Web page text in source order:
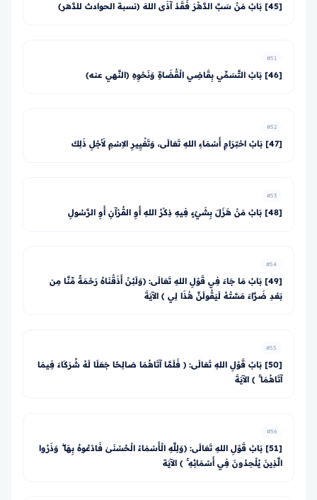
[45] بَابُ مَنْ سَبَّ الدَّهْرَ فَقَدْ آذَى اللهَ (نسبة الحوادث للدَّهر)
#51
[46] بَابُ التَّسَمِّي بِقَاضِي الْقُضَاةِ وَنَحْوِهِ (النَّهي عنه)
#52
[47] بَابُ احْتِرَامِ أَسْمَاءِ اللهِ تَعَالَى، وَتَغْيِيرِ الاِسْمِ لأَجْلِ ذَلِكَ
#53
[48] بَابُ مَنْ هَزَلَ بِشَيْءٍ فِيهِ ذِكْرُ اللهِ أَوِ القُرْآنِ أَوِ الرَّسُولِ
#54
[49] بَابُ مَا جَاءَ فِي قَوْلِ اللهِ تَعَالَى: ﴿وَلَئِنْ أَذَقْنَاهُ رَحْمَةً مِّنَّا مِن
بَعْدِ ضَرَّاءَ مَسَّتْهُ لَيَقُولَنَّ هَٰذَا لِي ﴾ الآيَةَ
#55
[50] بَابُ قَوْلِ اللهِ تَعَالَى: ﴿ فَلَمَّا آتَاهُمَا صَالِحًا جَعَلَا لَهُ شُرَكَاءَ فِيمَا
آتَاهُمَا ۚ ﴾ الآيَةَ
#56
[51] بَابُ قَوْلِ اللهِ تَعَالَى: ﴿وَلِلَّهِ الْأَسْمَاءُ الْحُسْنَىٰ فَادْعُوهُ بِهَا ۖ وَذَرُوا
الَّذِينَ يُلْحِدُونَ فِي أَسْمَائِهِ ۚ ﴾ الآيَة